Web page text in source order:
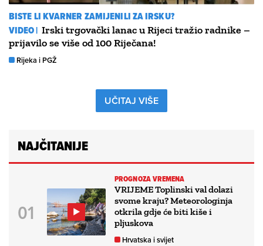
BISTE LI KVARNER ZAMIJENILI ZA IRSKU?
VIDEO | Irski trgovački lanac u Rijeci tražio radnike –
prijavilo se više od 100 Riječana!
Rijeka i PGŽ
UČITAJ VIŠE
NAJČITANIJE
PROGNOZA VREMENA
VRIJEME Toplinski val dolazi
svome kraju? Meteorologinja
otkrila gdje će biti kiše i
pljuskova
Hrvatska i svijet